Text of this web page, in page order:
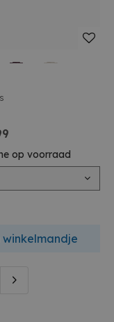
op voorraad
winkelmandje